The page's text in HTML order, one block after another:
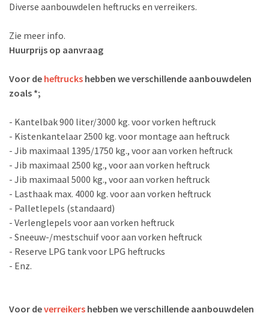
Diverse aanbouwdelen heftrucks en verreikers.
Zie meer info.
Huurprijs op aanvraag
Voor de heftrucks hebben we verschillende aanbouwdelen
zoals *;
- Kantelbak 900 liter/3000 kg. voor vorken heftruck
- Kistenkantelaar 2500 kg. voor montage aan heftruck
- Jib maximaal 1395/1750 kg., voor aan vorken heftruck
- Jib maximaal 2500 kg., voor aan vorken heftruck
- Jib maximaal 5000 kg., voor aan vorken heftruck
- Lasthaak max. 4000 kg. voor aan vorken heftruck
- Palletlepels (standaard)
- Verlenglepels voor aan vorken heftruck
- Sneeuw-/mestschuif voor aan vorken heftruck
- Reserve LPG tank voor LPG heftrucks
- Enz.
Voor deverreikers hebben we verschillende aanbouwdelen